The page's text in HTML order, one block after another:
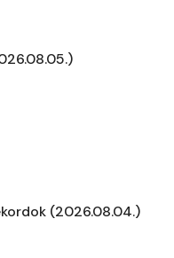
(2026.08.04.)